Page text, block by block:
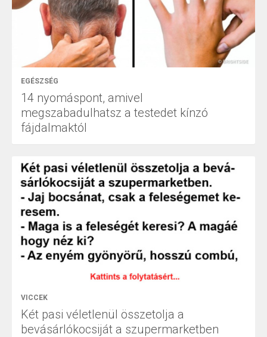
EGÉSZSÉG
14 nyomáspont, amivel
megszabadulhatsz a testedet kínzó
fájdalmaktól
VICCEK
Két pasi véletlenül összetolja a
bevásárlókocsiját a szupermarketben